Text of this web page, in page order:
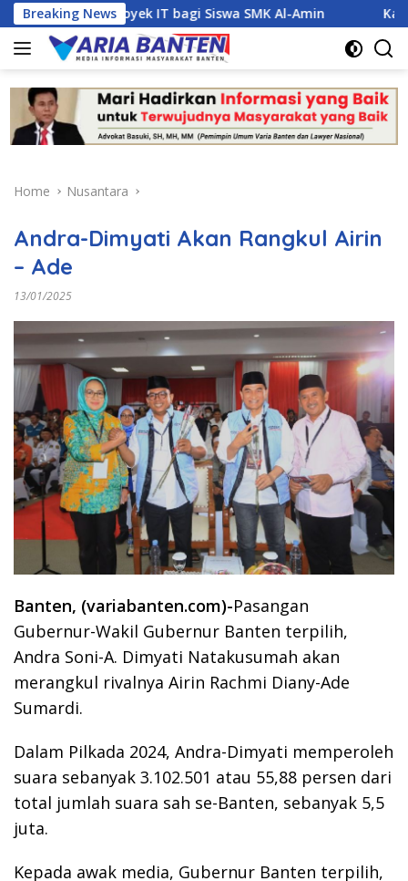
Skip
to
content
Breaking News
Proyek IT bagi Siswa SMK Al-Amin Kasus Dugaan
Home Nusantara
Andra-Dimyati Akan Rangkul Airin
– Ade
13/01/2025
Banten, (variabanten.com)-Pasangan
Gubernur-Wakil Gubernur Banten terpilih,
Andra Soni-A. Dimyati Natakusumah akan
merangkul rivalnya Airin Rachmi Diany-Ade
Sumardi.
Dalam Pilkada 2024, Andra-Dimyati memperoleh
suara sebanyak 3.102.501 atau 55,88 persen dari
total jumlah suara sah se-Banten, sebanyak 5,5
juta.
Kepada awak media, Gubernur Banten terpilih,